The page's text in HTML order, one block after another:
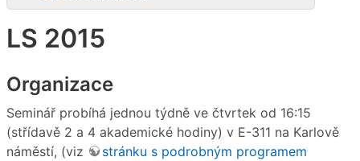
LS 2015
Organizace
Seminář probíhá jednou týdně ve čtvrtek od 16:15
(střídavě 2 a 4 akademické hodiny) v E-311 na Karlově
náměstí, (viz
stránku s podrobným programem